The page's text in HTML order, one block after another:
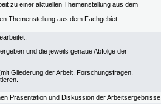
zu einer aktuellen Themenstellung aus dem
Themenstellung aus dem Fachgebiet
und die jeweils genaue Abfolge der
Gliederung der Arbeit, Forschungsfragen,
Präsentation und Diskussion der Arbeitsergebnisse.